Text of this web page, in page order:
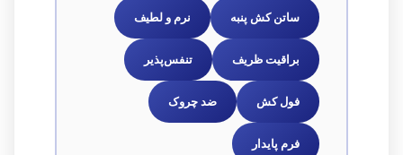
ساتن کش پنبه نرم و لطیف
براقیت ظریف تنفس‌پذیر
فول کش ضد چروک
فرم پایدار